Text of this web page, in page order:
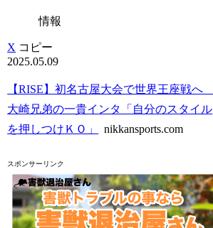
情報
X コピー
2025.05.09
【RISE】初名古屋大会で世界王座戦へ
大崎兄弟の一貴インタ「自分のスタイル
を押しつけＫＯ」
nikkansports.com
スポンサーリンク